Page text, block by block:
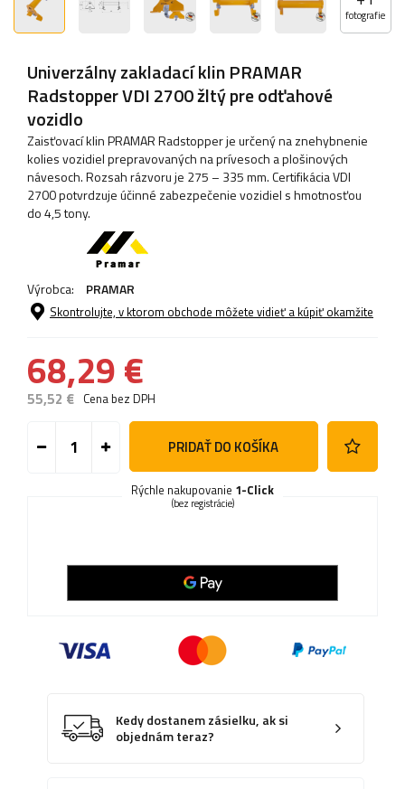
fotografie
Univerzálny zakladací klin PRAMAR
Radstopper VDI 2700 žltý pre odťahové
vozidlo
Zaisťovací klin PRAMAR Radstopper je určený na znehybnenie
kolies vozidiel prepravovaných na prívesoch a plošinových
návesoch. Rozsah rázvoru je 275 – 335 mm. Certifikácia VDI
2700 potvrdzuje účinné zabezpečenie vozidiel s hmotnosťou
do 4,5 tony.
Výrobca: PRAMAR
Skontrolujte, v ktorom obchode môžete vidieť a kúpiť okamžite
68,29 €
55,52 € Cena bez DPH
PRIDAŤ DO KOŠÍKA
Rýchle nakupovanie 1-Click
(bez registrácie)
Kedy dostanem zásielku, ak si
objednám teraz?